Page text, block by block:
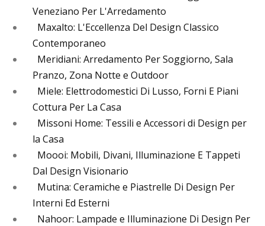
Veneziano Per L'Arredamento
Maxalto: L'Eccellenza Del Design Classico
Contemporaneo
Meridiani: Arredamento Per Soggiorno, Sala
Pranzo, Zona Notte e Outdoor
Miele: Elettrodomestici Di Lusso, Forni E Piani
Cottura Per La Casa
Missoni Home: Tessili e Accessori di Design per
la Casa
Moooi: Mobili, Divani, Illuminazione E Tappeti
Dal Design Visionario
Mutina: Ceramiche e Piastrelle Di Design Per
Interni Ed Esterni
Nahoor: Lampade e Illuminazione Di Design Per